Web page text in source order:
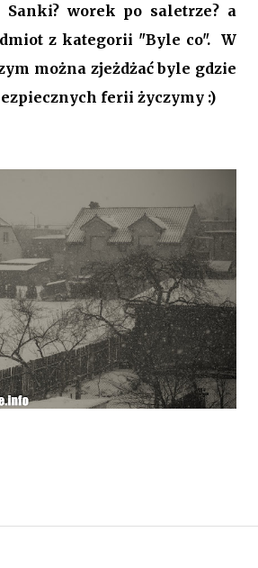
Sanki? worek po saletrze? a
z kategorii "Byle co". W
można zjeżdżać byle gdzie
ferii życzymy :)